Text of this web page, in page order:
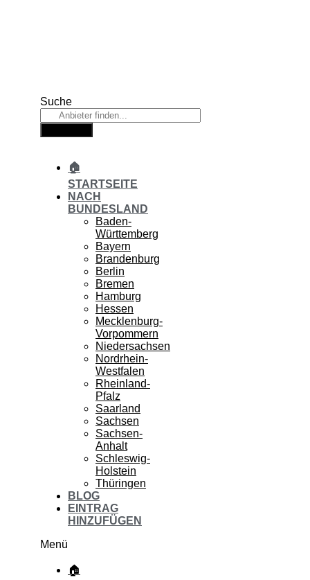
Suche
🏠
STARTSEITE
NACH
BUNDESLAND
Baden-
Württemberg
Bayern
Brandenburg
Berlin
Bremen
Hamburg
Hessen
Mecklenburg-
Vorpommern
Niedersachsen
Nordrhein-
Westfalen
Rheinland-
Pfalz
Saarland
Sachsen
Sachsen-
Anhalt
Schleswig-
Holstein
Thüringen
BLOG
EINTRAG
HINZUFÜGEN
Menü
🏠